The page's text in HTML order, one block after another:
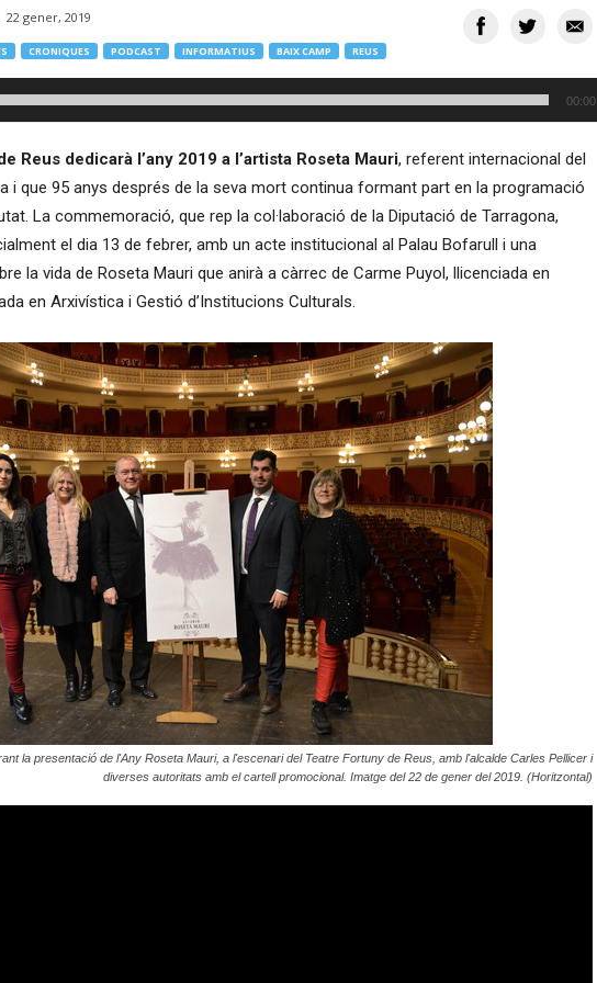
22 gener, 2019
CRONIQUES PODCAST INFORMATIUS BAIX CAMP REUS
00:00
Reus dedicarà l’any 2019 a l’artista Roseta Mauri, referent internacional del
i que 95 anys després de la seva mort continua formant part en la programació
La commemoració, que rep la col·laboració de la Diputació de Tarragona,
el dia 13 de febrer, amb un acte institucional al Palau Bofarull i una
la vida de Roseta Mauri que anirà a càrrec de Carme Puyol, llicenciada en
en Arxivística i Gestió d’Institucions Culturals.
la presentació de l'Any Roseta Mauri, a l'escenari del Teatre Fortuny de Reus, amb l'alcalde Carles Pellicer i
diverses autoritats amb el cartell promocional. Imatge del 22 de gener del 2019. (Horitzontal)